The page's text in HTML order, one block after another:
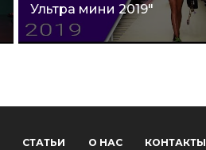
Ультра мини 2019"
СТАТЬИ О НАС КОНТАКТЫ